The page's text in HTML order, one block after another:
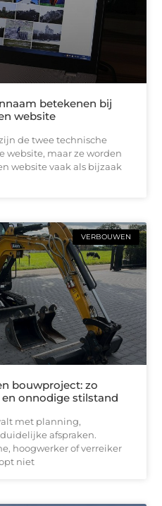
betekenen bij
website
de twee technische
website, maar ze worden
website vaak als bijzaak
VERBOUWEN
bouwproject: zo
onnodige stilstand
met planning,
afspraken.
hoogwerker of verreiker
niet